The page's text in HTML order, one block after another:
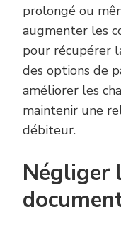
prolongé ou
augmenter les
pour récupérer
des options de
améliorer les
maintenir une
débiteur.
Négliger